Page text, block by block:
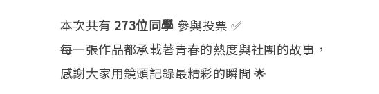
本次共有 273位同學 參與投票 ✅
每一張作品都承載著青春的熱度與社團的故事，
感謝大家用鏡頭記錄最精彩的瞬間 🌟